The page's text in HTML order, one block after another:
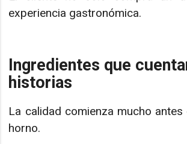
experiencia gastronómica.
Ingredientes que
historias
La calidad comienza mucho
horno.